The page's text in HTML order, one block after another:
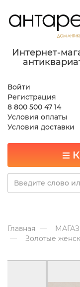
Интернет-
Войти
Регистрация
8 800 500 47 14
Условия оплаты
Условия доставки
Главная
Золотые